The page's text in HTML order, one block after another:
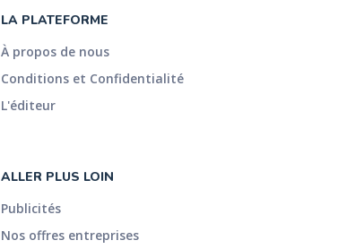
LA PLATEFORME
À propos de nous
Conditions et Confidentialité
L'éditeur
ALLER PLUS LOIN
Publicités
Nos offres entreprises